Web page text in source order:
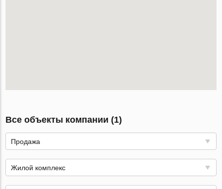
Все объекты компании (1)
Продажа
Жилой комплекс